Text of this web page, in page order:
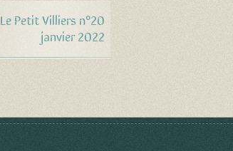
Le Petit Villiers n°20
janvier 2022